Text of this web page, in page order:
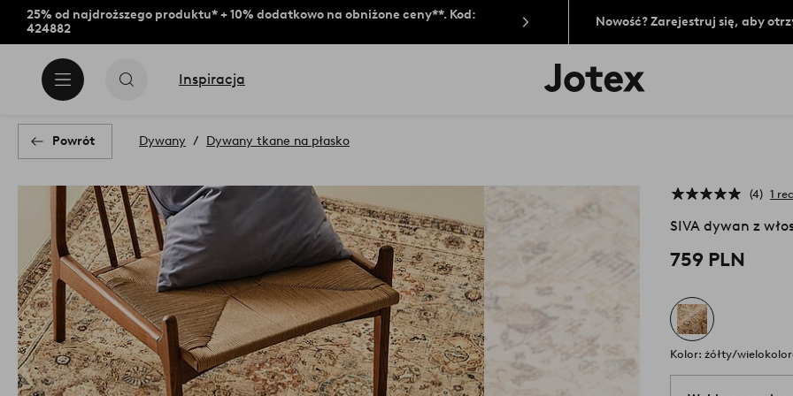
25% od najdroższego produktu* + 10% dodatkowo na obniżone ceny**. Kod:
424882
Nowość? Zarejestruj się, aby
Inspiracja
Logo
Jotex
Powrót Dywany Dywany tkane na płasko
4 1
SIVA dywan z
759 PLN
Kolor: żółty/